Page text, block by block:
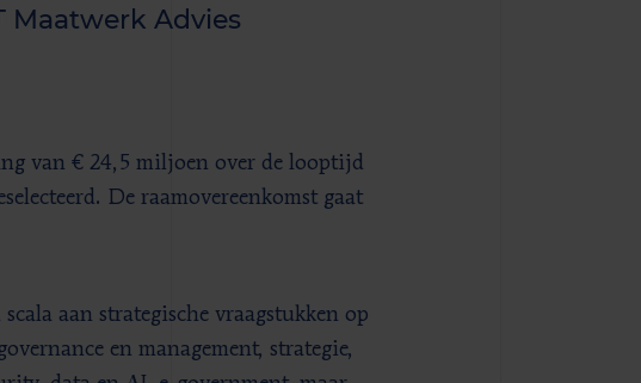
Maatwerk Advies
van € 24,5 miljoen over de looptijd
De raamovereenkomst gaat
aan strategische vraagstukken op
en management, strategie,